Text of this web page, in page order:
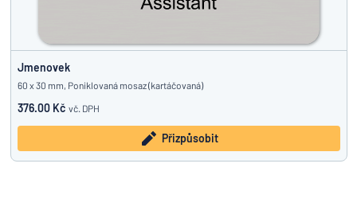
Jmenovek
60 x 30 mm, Poniklovaná mosaz (kartáčovaná)
376.00 Kč vč. DPH
Přizpůsobit